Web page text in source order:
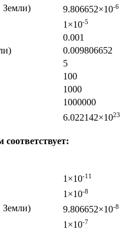
Земли) 9.806652×10-6
1×10-5
0.001
0.009806652
5
100
1000
1000000
6.022142×1023
соответствует:
1×10-11
1×10-8
Земли) 9.806652×10-8
1×10-7